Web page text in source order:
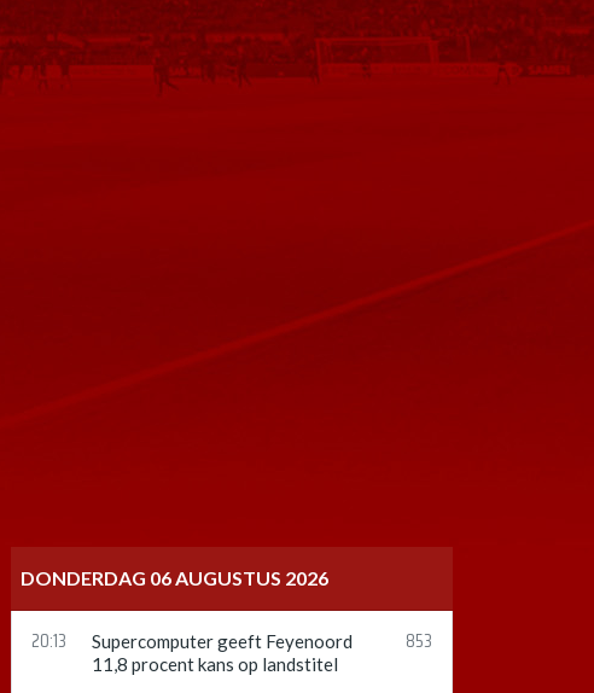
DONDERDAG 06 AUGUSTUS 2026
20:13
Supercomputer geeft Feyenoord
11,8 procent kans op landstitel
853